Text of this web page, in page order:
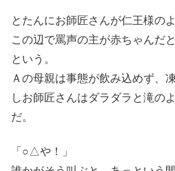
とたんにお師匠さんが仁王様の
この辺で罵声の主が赤ちゃんだ
という。
Ａの母親は事態が飲み込めず、
しお師匠さんはダラダラと滝の
だ。
「○△や！」